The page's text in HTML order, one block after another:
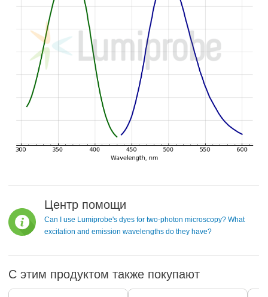
Центр помощи
Can I use Lumiprobe's dyes for two-photon microscopy? What
excitation and emission wavelengths do they have?
С этим продуктом также покупают